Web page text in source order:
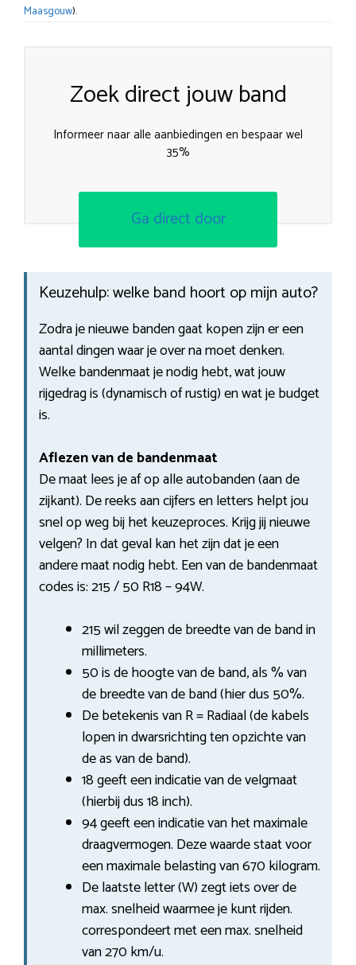
Maasgouw).
Zoek direct jouw band
Informeer naar alle aanbiedingen en bespaar wel
35%
Ga direct door
Keuzehulp: welke band hoort op mijn auto?
Zodra je nieuwe banden gaat kopen zijn er een
aantal dingen waar je over na moet denken.
Welke bandenmaat je nodig hebt, wat jouw
rijgedrag is (dynamisch of rustig) en wat je budget
is.
Aflezen van de bandenmaat
De maat lees je af op alle autobanden (aan de
zijkant). De reeks aan cijfers en letters helpt jou
snel op weg bij het keuzeproces. Krijg jij nieuwe
velgen? In dat geval kan het zijn dat je een
andere maat nodig hebt. Een van de bandenmaat
codes is: 215 / 50 R18 – 94W.
215 wil zeggen de breedte van de band in
millimeters.
50 is de hoogte van de band, als % van
de breedte van de band (hier dus 50%.
De betekenis van R = Radiaal (de kabels
lopen in dwarsrichting ten opzichte van
de as van de band).
18 geeft een indicatie van de velgmaat
(hierbij dus 18 inch).
94 geeft een indicatie van het maximale
draagvermogen. Deze waarde staat voor
een maximale belasting van 670 kilogram.
De laatste letter (W) zegt iets over de
max. snelheid waarmee je kunt rijden.
correspondeert met een max. snelheid
van 270 km/u.